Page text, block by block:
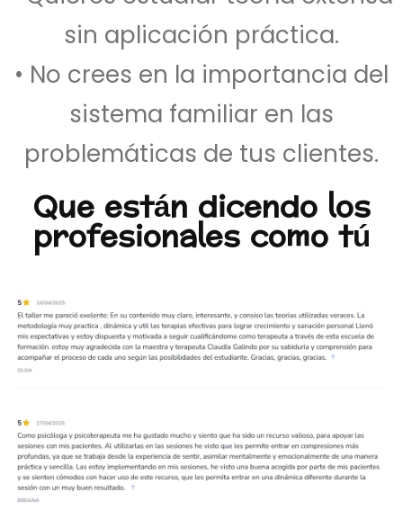
sin aplicación práctica.
• No crees en la importancia del
sistema familiar en las
problemáticas de tus clientes.
Que están dicendo los
profesionales como tú